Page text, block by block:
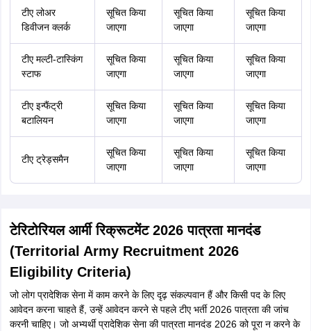
टीए लोअर
डिवीजन क्लर्क
सूचित किया
जाएगा
सूचित किया
जाएगा
सूचित किया
जाएगा
टीए मल्टी-टास्किंग
स्टाफ
सूचित किया
जाएगा
सूचित किया
जाएगा
सूचित किया
जाएगा
टीए इन्फैंट्री
बटालियन
सूचित किया
जाएगा
सूचित किया
जाएगा
सूचित किया
जाएगा
टीए ट्रेड्समैन
सूचित किया
जाएगा
सूचित किया
जाएगा
सूचित किया
जाएगा
टेरिटोरियल आर्मी रिक्रूटमेंट 2026 पात्रता मानदंड
(Territorial Army Recruitment 2026
Eligibility Criteria)
जो लोग प्रादेशिक सेना में काम करने के लिए दृढ़ संकल्पवान हैं और किसी पद के लिए
आवेदन करना चाहते हैं, उन्हें आवेदन करने से पहले टीए भर्ती 2026 पात्रता की जांच
करनी चाहिए। जो अभ्यर्थी प्रादेशिक सेना की पात्रता मानदंड 2026 को पूरा न करने के